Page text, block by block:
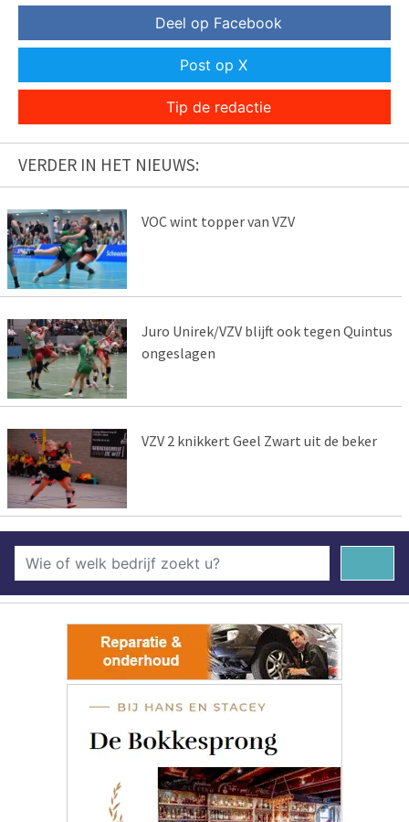
Deel op Facebook
Post op X
Tip de redactie
VERDER IN HET NIEUWS:
VOC wint topper van VZV
Juro Unirek/VZV blijft ook tegen Quintus
ongeslagen
VZV 2 knikkert Geel Zwart uit de beker